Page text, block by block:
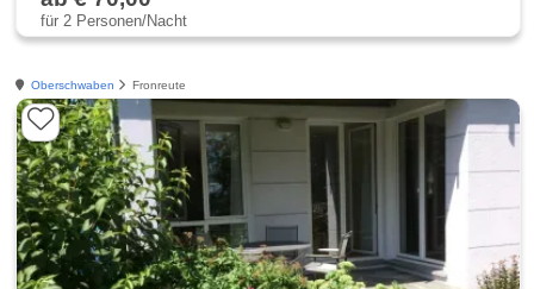
für 2 Personen/Nacht
Oberschwaben Fronreute